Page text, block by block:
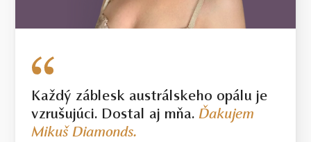
Každý záblesk austrálskeho opálu je
vzrušujúci. Dostal aj mňa.Ďakujem
Mikuš Diamonds.